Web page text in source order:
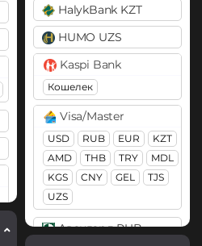
Dogecoin (DOGE)
DOGE
Polkadot (DOT)
DOT
Ethereum (ETH)
BEP20 ERC20
OP
ARB
Ethereum Classic (ETC)
Horizen (ZEN)
HalykBank KZT
HUMO UZS
Kaspi Bank
Кошелек
Visa/Master
USD RUB EUR
KZT
AMD
THB TRY
MDL
KGS
CNY GEL
TJS
UZS
Авангард RUB